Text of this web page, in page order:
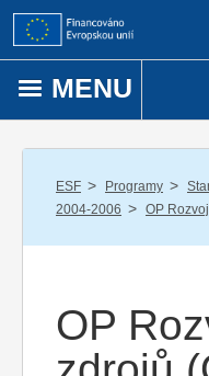
Přejít k obsahu
MENU
ESF / Programy /
2004-2006 / OP
OP